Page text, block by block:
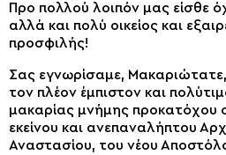
Προ πολλού λοιπόν μας είσθε
αλλά και πολύ οικείος και
προσφιλής!
Σας εγνωρίσαμε,
τον πλέον έμπιστον και
μακαρίας μνήμης προκατόχου
εκείνου και ανεπαναλήπτου
Αναστασίου, του νέου